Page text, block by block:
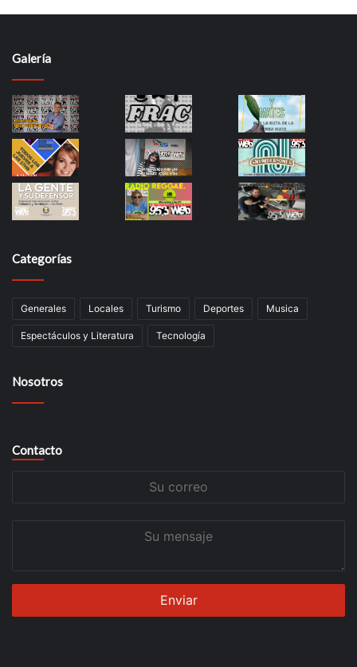
Galería
Categorías
Generales Locales Turismo Deportes Musica
Espectáculos y Literatura Tecnología
Nosotros
Contacto